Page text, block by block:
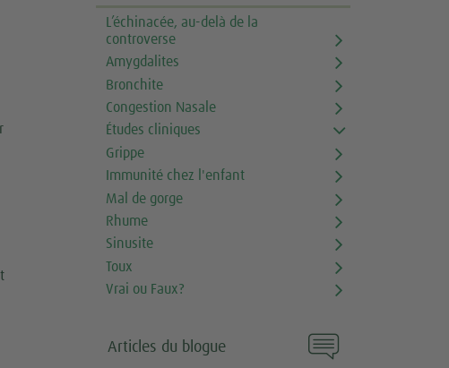
L’échinacée, au-delà de la
controverse
Amygdalites
Bronchite
Congestion Nasale
Études cliniques
Grippe
Immunité chez l'enfant
Mal de gorge
Rhume
Sinusite
Toux
Vrai ou Faux?

Articles du blogue